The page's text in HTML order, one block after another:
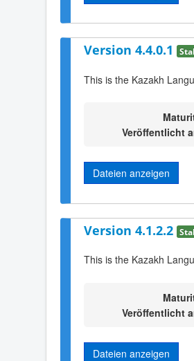
Version 4.4.0.1
This is the Kazakh
Veröffentlicht
Dateien anzeigen
Version 4.1.2.2
This is the Kazakh
Veröffentlicht
Dateien anzeigen